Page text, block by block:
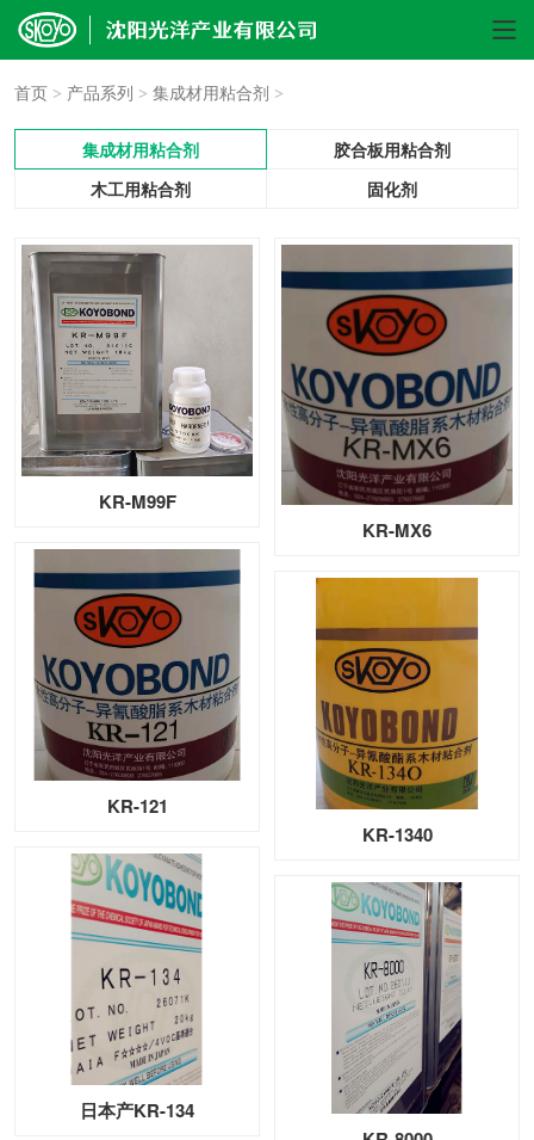
首页 > 产品系列 > 集成材用粘合剂 >
集成材用粘合剂
胶合板用粘合剂
木工用粘合剂
固化剂
KR-M99F
KR-MX6
KR-121
KR-1340
日本产KR-134